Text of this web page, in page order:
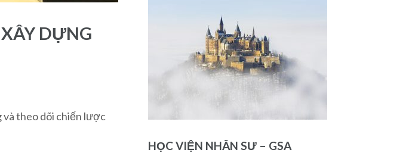
DỰNG
và theo dõi chiến lược
HỌC VIỆN NHÂN SƯ – GSA